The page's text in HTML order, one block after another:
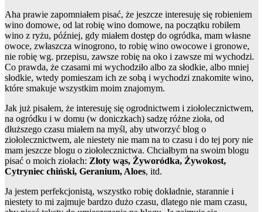
Aha prawie zapomniałem pisać, że jeszcze interesuję się robieniem
wino domowe, od lat robię wino domowe, na początku robiłem
wino z ryżu, później, gdy miałem dostęp do ogródka, mam własne
owoce, zwłaszcza winogrono, to robię wino owocowe i gronowe,
nie robię wg. przepisu, zawsze robię na oko i zawsze mi wychodzi.
Co prawda, że czasami mi wychodziło albo za słodkie, albo mniej
słodkie, wtedy pomieszam ich ze sobą i wychodzi znakomite wino,
które smakuje wszystkim moim znajomym.
Jak już pisałem, że interesuję się ogrodnictwem i ziołolecznictwem,
na ogródku i w domu (w doniczkach) sadzę różne zioła, od
dłuższego czasu miałem na myśl, aby utworzyć blog o
ziołolecznictwem, ale niestety nie mam na to czasu i do tej pory nie
mam jeszcze blogu o ziołolecznictwa. Chciałbym na swoim blogu
pisać o moich ziołach: Złoty wąs, Żyworódka, Żywokost,
Cytryniec chiński, Geranium, Aloes, itd.
Ja jestem perfekcjonistą, wszystko robię dokładnie, starannie i
niestety to mi zajmuje bardzo dużo czasu, dlatego nie mam czasu,